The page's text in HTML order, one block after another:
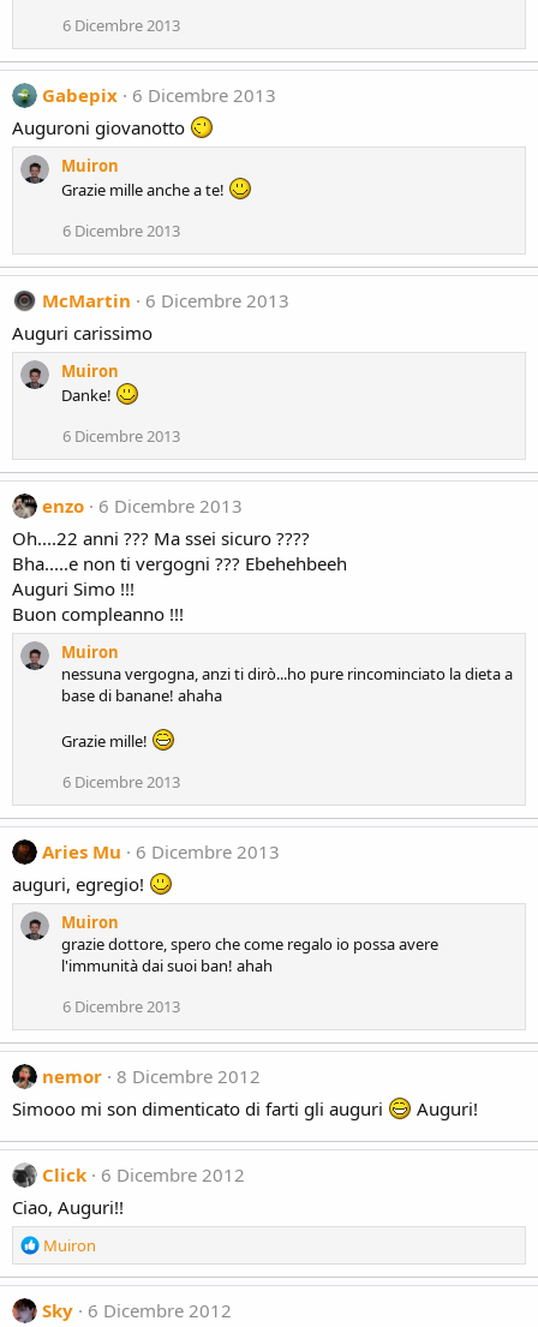
6 Dicembre 2013
Gabepix
6 Dicembre 2013
Auguroni giovanotto
Muiron
Grazie mille anche a te!
6 Dicembre 2013
McMartin
6 Dicembre 2013
Auguri carissimo
Muiron
Danke!
6 Dicembre 2013
enzo
6 Dicembre 2013
Oh....22 anni ??? Ma ssei sicuro ????
Bha.....e non ti vergogni ??? Ebehehbeeh
Auguri Simo !!!
Buon compleanno !!!
Muiron
nessuna vergogna, anzi ti dirò...ho pure rincominciato la dieta a
base di banane! ahaha
Grazie mille!
6 Dicembre 2013
Aries Mu
6 Dicembre 2013
auguri, egregio!
Muiron
grazie dottore, spero che come regalo io possa avere
l'immunità dai suoi ban! ahah
6 Dicembre 2013
nemor 8 Dicembre 2012
Simooo mi son dimenticato di farti gli auguri
Auguri!
Click
6 Dicembre 2012
Ciao, Auguri!!
R
e
a
c
Muiron
Sky
6 Dicembre 2012